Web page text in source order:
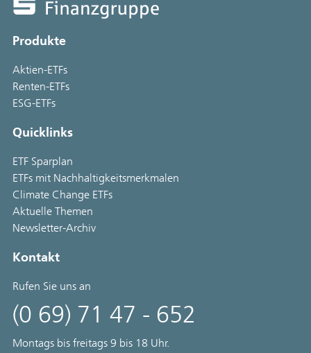
Produkte
Aktien-ETFs
Renten-ETFs
ESG-ETFs
Quicklinks
ETF Sparplan
ETFs mit Nachhaltigkeitsmerkmalen
Climate Change ETFs
Aktuelle Themen
Newsletter-Archiv
Kontakt
Rufen Sie uns an
(0 69) 71 47 - 652
Montags bis freitags 9 bis 18 Uhr.